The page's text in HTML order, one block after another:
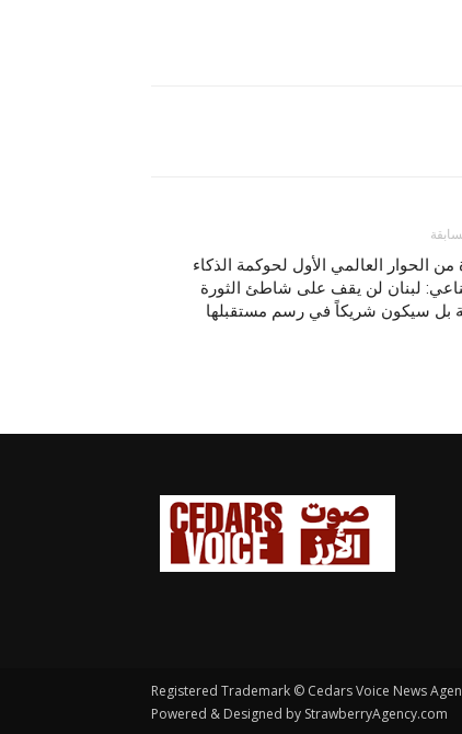
الحوار العالمي الأول لحوكمة الذكاء
لبنان لن يقف على شاطئ الثورة
بل سيكون شريكاً في رسم مستقبلها
Registered Trademark © Cedars Voice News
Powered & Designed by StrawberryAgency.com